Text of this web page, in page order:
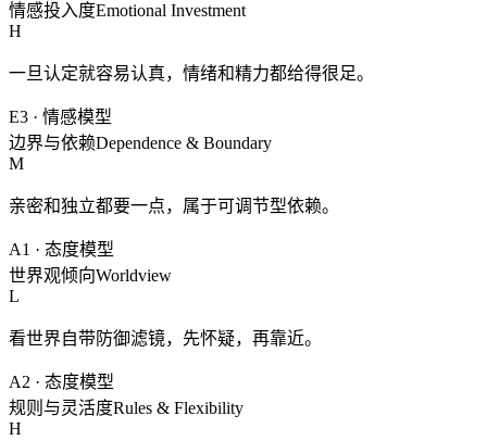
情感投入度Emotional Investment
H
一旦认定就容易认真，情绪和精力都给得很足。
E3 · 情感模型
边界与依赖Dependence & Boundary
M
亲密和独立都要一点，属于可调节型依赖。
A1 · 态度模型
世界观倾向Worldview
L
看世界自带防御滤镜，先怀疑，再靠近。
A2 · 态度模型
规则与灵活度Rules & Flexibility
H